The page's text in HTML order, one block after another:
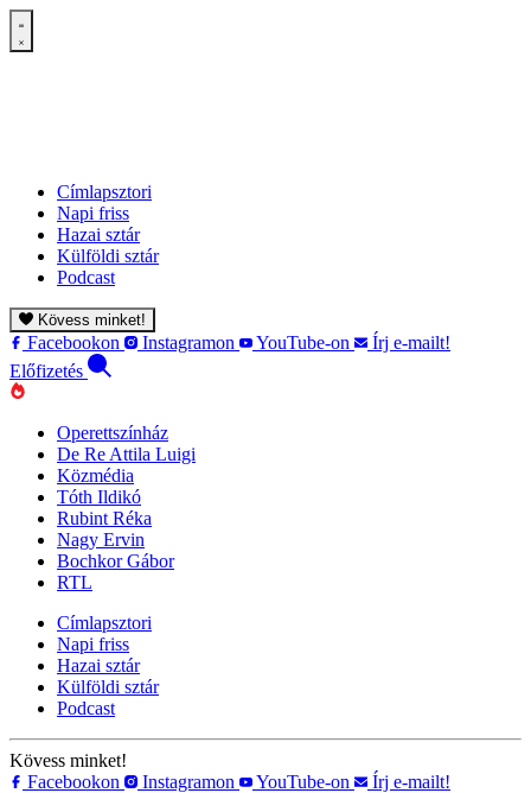
Címlapsztori
Napi friss
Hazai sztár
Külföldi sztár
Podcast
Kövess minket!
Facebookon Instagramon YouTube-on
Írj e-mailt!
Előfizetés
Operettszínház
De Re Attila Luigi
Közmédia
Tóth Ildikó
Rubint Réka
Nagy Ervin
Bochkor Gábor
RTL
Címlapsztori
Napi friss
Hazai sztár
Külföldi sztár
Podcast
Kövess minket!
Facebookon
Instagramon YouTube-on Írj e-mailt!